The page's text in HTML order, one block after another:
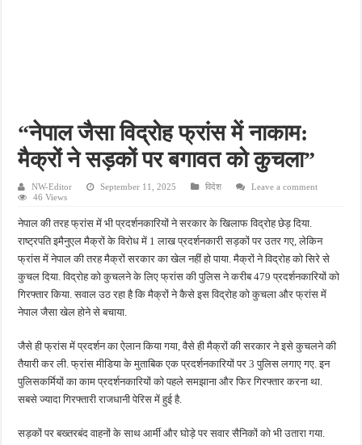
पेड़ लगाने के विवाद ने लिया हिंसक मोड़, महिला पर कुल्हाड़ी से किया हमला
“नेपाल जैसा विद्रोह फ्रांस में नाकाम:
मैक्रों ने सड़कों पर बगावत को कुचला”
NW-Editor September 11, 2025 विदेश
Leave a comment
46 Views
नेपाल की तरह फ्रांस में भी प्रदर्शनकारियों ने सरकार के खिलाफ विद्रोह छेड़ दिया.
राष्ट्रपति इमैनुएल मैक्रों के विरोध में 1 लाख प्रदर्शनकारी सड़कों पर उतर गए, लेकिन
फ्रांस में नेपाल की तरह मैक्रों सरकार का खेल नहीं हो पाया. मैक्रों ने विद्रोह को सिरे से
कुचल दिया. विद्रोह को कुचलने के लिए फ्रांस की पुलिस ने करीब 479 प्रदर्शनकारियों को
गिरफ्तार किया. सवाल उठ रहा है कि मैक्रों ने कैसे इस विद्रोह को कुचला और फ्रांस में
नेपाल जैसा खेल होने से बचाया.
जैसे ही फ्रांस में प्रदर्शन का ऐलान किया गया, वैसे ही मैक्रों की सरकार ने इसे कुचलने की
तैयारी कर ली. फ्रांस मीडिया के मुताबिक एक प्रदर्शनकारियों पर 3 पुलिस लगाए गए. इन
पुलिसकर्मियों का काम प्रदर्शनकारियों को पहले समझाना और फिर गिरफ्तार करना था.
सबसे ज्यादा गिरफ्तारी राजधानी पेरिस में हुई है.
सड़कों पर बख्तरबंद वाहनों के साथ आर्मी और घोड़े पर सवार सैनिकों को भी उतारा गया.